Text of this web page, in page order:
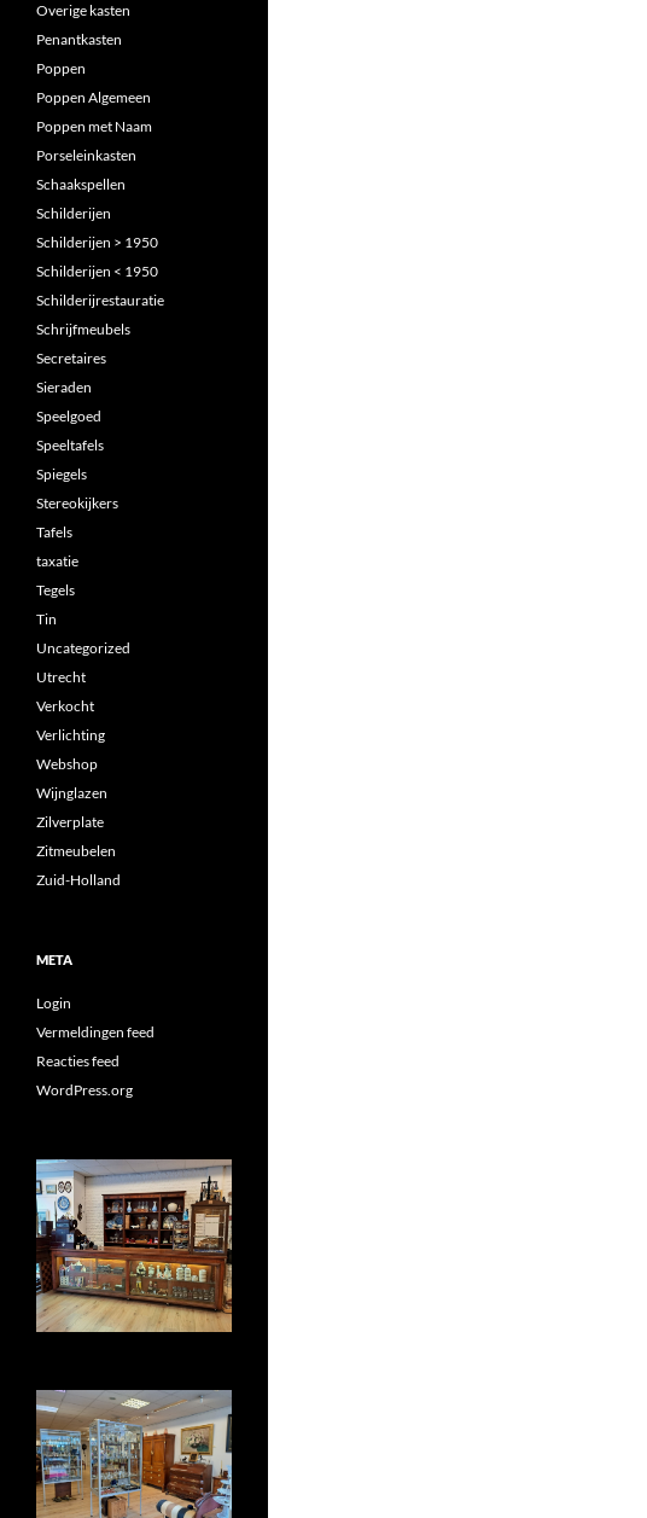
Overige kasten
Penantkasten
Poppen
Poppen Algemeen
Poppen met Naam
Porseleinkasten
Schaakspellen
Schilderijen
Schilderijen > 1950
Schilderijen < 1950
Schilderijrestauratie
Schrijfmeubels
Secretaires
Sieraden
Speelgoed
Speeltafels
Spiegels
Stereokijkers
Tafels
taxatie
Tegels
Tin
Uncategorized
Utrecht
Verkocht
Verlichting
Webshop
Wijnglazen
Zilverplate
Zitmeubelen
Zuid-Holland
META
Login
Vermeldingen feed
Reacties feed
WordPress.org